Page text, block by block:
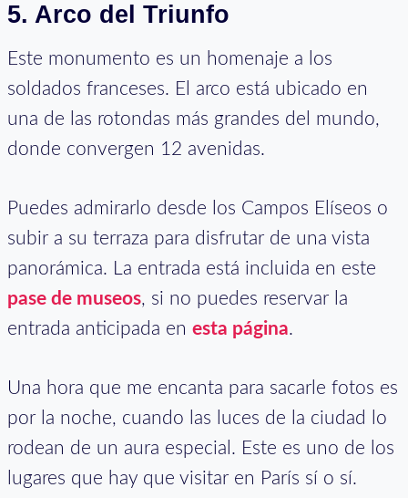
5. Arco del Triunfo
Este monumento es un homenaje a los
soldados franceses. El arco está ubicado en
una de las rotondas más grandes del mundo,
donde convergen 12 avenidas.
Puedes admirarlo desde los Campos Elíseos o
subir a su terraza para disfrutar de una vista
panorámica. La entrada está incluida en este
pase de museos, si no puedes reservar la
entrada anticipada en esta página.
Una hora que me encanta para sacarle fotos es
por la noche, cuando las luces de la ciudad lo
rodean de un aura especial. Este es uno de los
lugares que hay que visitar en París sí o sí.